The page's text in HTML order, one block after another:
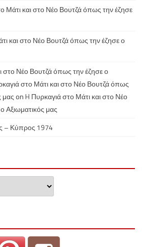
Μάτι και στο Νέο Βουτζά όπως την έζησε
και στο Νέο Βουτζά όπως την έζησε ο
στο Νέο Βουτζά όπως την έζησε ο
στο Μάτι και στο Νέο Βουτζά όπως
μας onH Πυρκαγιά στο Μάτι και στο Νέο
Αξιωματικός μας
– Κύπρος 1974